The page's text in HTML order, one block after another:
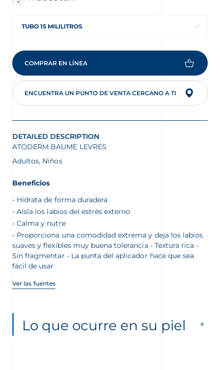
TUBO 15 MILILITROS
COMPRAR EN LÍNEA
ENCUENTRA UN PUNTO DE VENTA CERCANO A TI
DETAILED DESCRIPTION
ATODERM BAUME LEVRES
Adultos, Niños
Beneficios
Hidrata de forma duradera
Aísla los labios del estrés externo
Calma y nutre
Proporciona una comodidad extrema y deja los labios
suaves y flexibles muy buena tolerancia - Textura rica -
Sin fragmentar - La punta del aplicador hace que sea
fácil de usar
Ver las fuentes
Lo que ocurre en su piel